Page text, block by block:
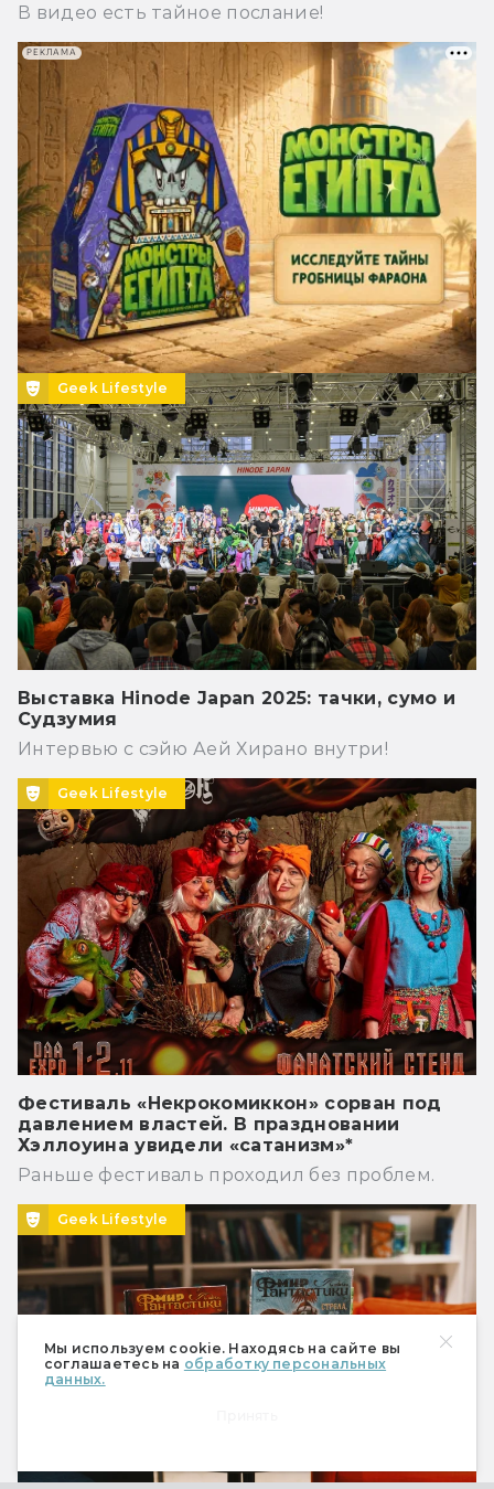
Мы используем cookie. Находясь на сайте вы
соглашаетесь на обработку персональных
данных.
В видео есть тайное послание!
Geek Lifestyle
Выставка Hinode Japan 2025: тачки, сумо и
Судзумия
Интервью с сэйю Аей Хирано внутри!
Geek Lifestyle
Фестиваль «Некрокомиккон» сорван под
давлением властей. В праздновании
Хэллоуина увидели «сатанизм»*
Раньше фестиваль проходил без проблем.
Geek Lifestyle
РЕКЛАМА